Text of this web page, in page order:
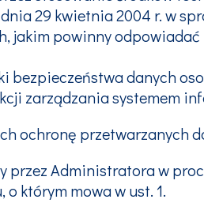
29 kwietnia 2004 r. w
jakim powinny odpowiadać
bezpieczeństwa danych
zarządzania systemem
ochronę przetwarzanych
przez Administratora w
którym mowa w ust. 1.